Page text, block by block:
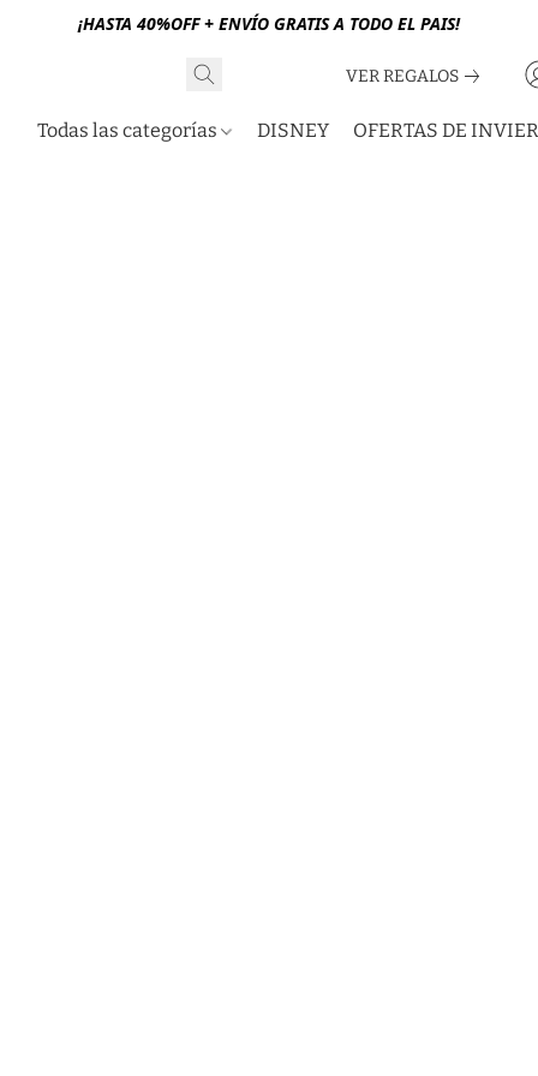
¡HASTA 40%OFF + ENVÍO GRATIS A TODO EL PAIS!
VER REGALOS
Todas las categorías DISNEY OFERTAS DE